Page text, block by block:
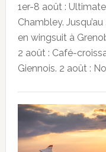
1er-8 août :
Chambley.
en wingsuit à
2 août : Café-
Giennois. 2 août :